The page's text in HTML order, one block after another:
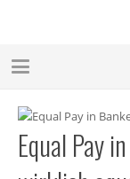
Equal Pay